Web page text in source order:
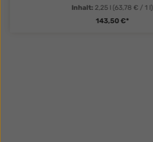
Inhalt: 2,25 l (63,78 € / 1 l)
143,50 €*